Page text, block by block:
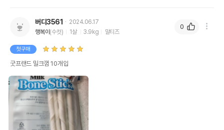
버디3561
2024.06.17
행복이(수컷) 1살 3.9kg 말티즈
첫구매
굿프랜드 밀크껌 10개입
0